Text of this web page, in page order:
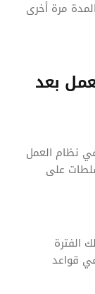
مرة أخرى
بعد
نظام العمل
على
الفترة
قواعد